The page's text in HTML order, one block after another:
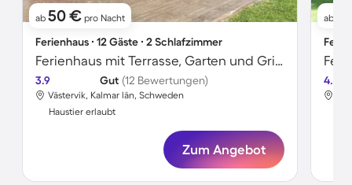
ab 50 € pro Nacht
Ferienhaus ∙ 12 Gäste ∙ 2 Schlafzimmer
Ferienhaus mit Terrasse, Garten und Grill | Seeblick
3.9 Gut (12 Bewertungen)
Västervik, Kalmar län, Schweden
Haustier erlaubt
Zum Angebot
ab
4.4